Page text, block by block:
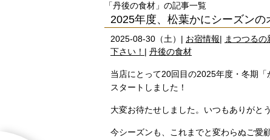
「丹後の食材」の記事一覧
2025年度、松葉かにシーズンの
2025-08-30（土）| お宿情報| まつつるの
下さい！ | 丹後の食材
当店にとって20回目の2025年度・冬期「
スタートしました！
大変お待たせしました。いつもありがと
今シーズンも、これまでと変わらぬご愛